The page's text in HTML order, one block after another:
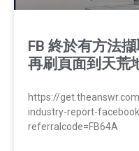
FB 終於有方法
再刷頁面到天荒
https://
industry-report-
referralcode=FB64A